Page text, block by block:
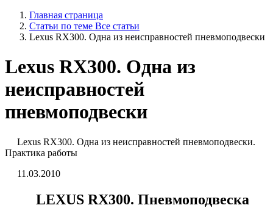
Главная страница
Статьи по теме Все статьи
Lexus RX300. Одна из неисправностей пневмоподвески
Lexus RX300. Одна из
неисправностей
пневмоподвески
Lexus RX300. Одна из неисправностей пневмоподвески.
Практика работы
11.03.2010
LEXUS RX300. Пневмоподвеска